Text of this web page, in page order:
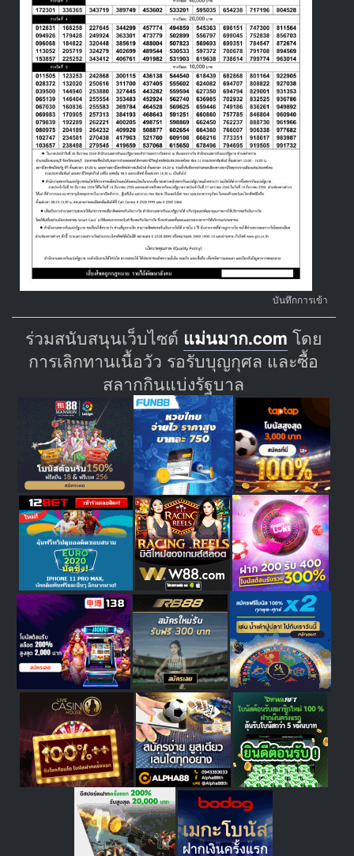
บันทึกการเข้า
ร่วมสนับสนุนเว็บไซต์ แม่นมาก.com โดย
การเลิกทานเนื้อวัว รอรับบุญกุศล และซื้อ
สลากกินแบ่งรัฐบาล